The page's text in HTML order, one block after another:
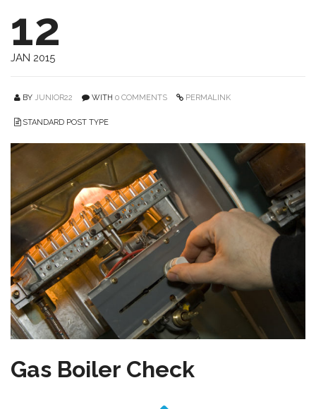
12
JAN 2015
BY JUNIOR22 WITH 0 COMMENTS PERMALINK
STANDARD POST TYPE
Gas Boiler Check